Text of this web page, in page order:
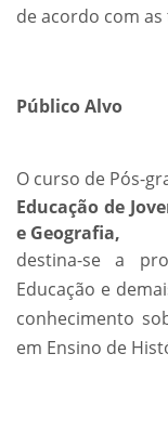
de acordo com
Público Alvo
O curso de Pós-
Educação de
e Geografia,
destina-se a
Educação e
conhecimento
em Ensino de